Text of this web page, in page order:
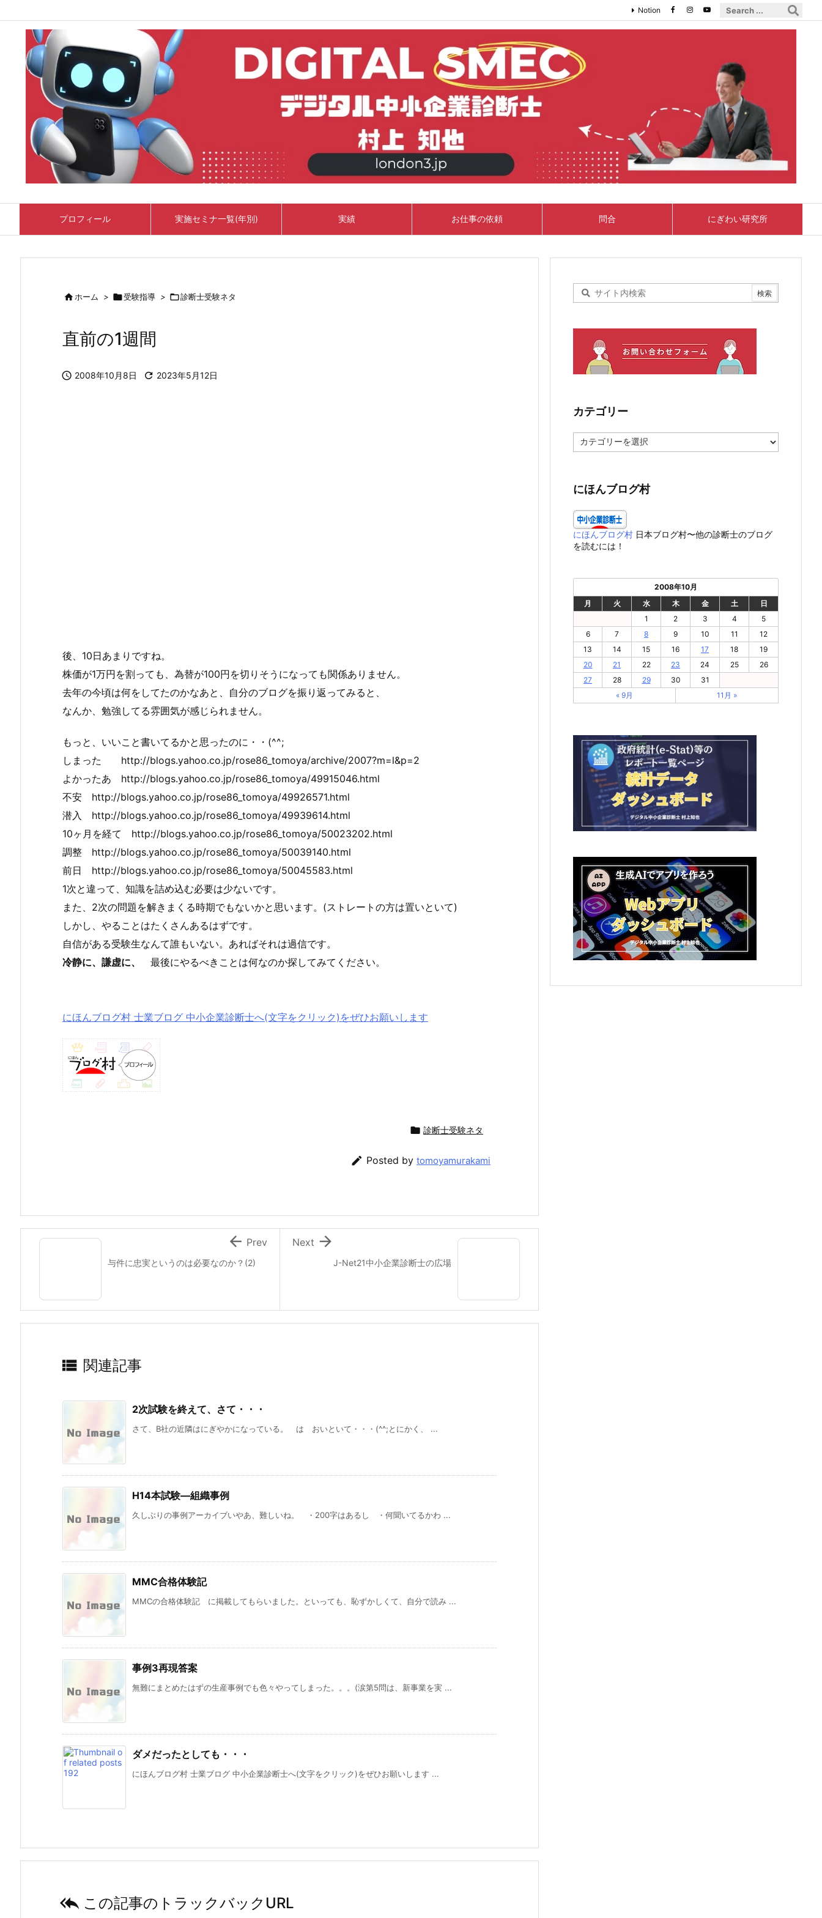
プロフィール 実施セミナ一覧(年別) 実績 お仕事の依頼 問合 にぎわい研究所
Notion
ホーム > 受験指導 > 診断士受験ネタ
直前の1週間
 2008年10月8日  2023年5月12日
後、10日あまりですね。
株価が1万円を割っても、為替が100円を切りそうになっても関係ありません。
去年の今頃は何をしてたのかなあと、自分のブログを振り返ってみると、
なんか、勉強してる雰囲気が感じられません。
もっと、いいこと書いてるかと思ったのに・・(^^;
しまった http://blogs.yahoo.co.jp/rose86_tomoya/archive/2007?m=l&p=2
よかったあ http://blogs.yahoo.co.jp/rose86_tomoya/49915046.html
不安 http://blogs.yahoo.co.jp/rose86_tomoya/49926571.html
潜入 http://blogs.yahoo.co.jp/rose86_tomoya/49939614.html
10ヶ月を経て http://blogs.yahoo.co.jp/rose86_tomoya/50023202.html
調整 http://blogs.yahoo.co.jp/rose86_tomoya/50039140.html
前日 http://blogs.yahoo.co.jp/rose86_tomoya/50045583.html
1次と違って、知識を詰め込む必要は少ないです。
また、2次の問題を解きまくる時期でもないかと思います。(ストレートの方は置いといて)
しかし、やることはたくさんあるはずです。
自信がある受験生なんて誰もいない。あればそれは過信です。
冷静に、謙虚に、
最後にやるべきことは何なのか探してみてください。
にほんブログ村 士業ブログ 中小企業診断士へ(文字をクリック)をぜひお願いします
 診断士受験ネタ
 Posted by tomoyamurakami
J-Net21中小企業診断士の広場

Next
与件に忠実というのは必要なのか？(2)
 Prev
 関連記事
2次試験を終えて、さて・・・
さて、B社の近隣はにぎやかになっている。 は おいといて・・・(^^;とにかく、 ...
H14本試験―組織事例
久しぶりの事例アーカイブいやあ、難しいね。 ・200字はあるし ・何聞いてるかわ ...
MMC合格体験記
MMCの合格体験記 に掲載してもらいました。といっても、恥ずかしくて、自分で読み ...
事例3再現答案
無難にまとめたはずの生産事例でも色々やってしまった。。。(涙第5問は、新事業を実 ...
ダメだったとしても・・・
にほんブログ村 士業ブログ 中小企業診断士へ(文字をクリック)をぜひお願いします ...
 この記事のトラックバックURL
カテゴリー
テ
ー
にほんブログ村
にほんブログ村 日本ブログ村〜他の診断士のブログ
を読むには！
2008年10月
月
火 水 木 金 土
日
1
2 3 4
5
6
7 8 9 10 11
12
13
14 15 16 17 18
19
20
21 22 23 24 25
26
27
28 29 30
31
« 9月
11月 »